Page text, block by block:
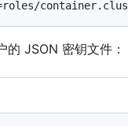
的 JSON 密钥文件：